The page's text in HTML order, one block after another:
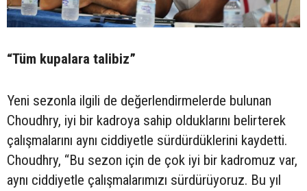
“Tüm kupalara talibiz”
Yeni sezonla ilgili de değerlendirmelerde bulunan
Choudhry, iyi bir kadroya sahip olduklarını belirterek
çalışmalarını aynı ciddiyetle sürdürdüklerini kaydetti.
Choudhry, “Bu sezon için de çok iyi bir kadromuz var,
aynı ciddiyetle çalışmalarımızı sürdürüyoruz. Bu yıl